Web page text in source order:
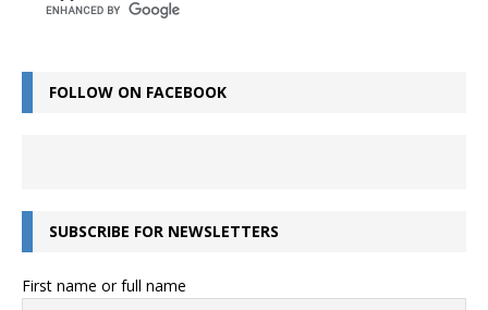
FOLLOW ON FACEBOOK
SUBSCRIBE FOR NEWSLETTERS
First name or full name